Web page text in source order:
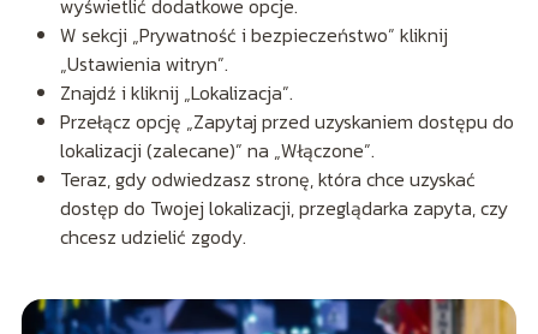
W sekcji „Prywatność i bezpieczeństwo” kliknij
„Ustawienia witryn”.
Znajdź i kliknij „Lokalizacja”.
Przełącz opcję „Zapytaj przed uzyskaniem dostępu do
lokalizacji (zalecane)” na „Włączone”.
Teraz, gdy odwiedzasz stronę, która chce uzyskać
dostęp do Twojej lokalizacji, przeglądarka zapyta, czy
chcesz udzielić zgody.